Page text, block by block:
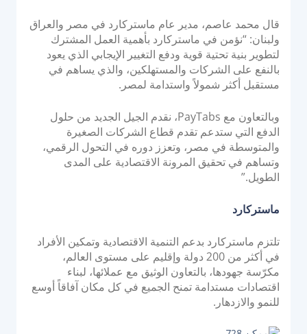
قال محمد عاصم، مدير عام ماستركارد في مصر والعراق
ولبنان: “نؤمن في ماستركارد بأهمية العمل المشترك
لتطوير بنية تحتية قوية ودفع التغيير الإيجابي الذي يعود
بالنفع على الشركات والمستهلكين، والذي يساهم في
مستقبل أكثر شمولاً واستدامة لمصر.
وبالتعاون مع PayTabs، نقدم الجيل الجديد من حلول
الدفع التي ستدعم تقدم قطاع الشركات الصغيرة
والمتوسطة في مصر، وتعزز دوره في التحول الرقمي،
وتساهم في تحقيق المرونة الاقتصادية على المدى
الطويل.”
ماستركارد
تلتزم ماستركارد بدعم التنمية الاقتصادية وتمكين الأفراد
في أكثر من 200 دولة وإقليم على مستوى العالم،
مكرّسة جهودها، بالتعاون الوثيق مع عملائها، لبناء
اقتصادات مستدامة تمنح الجميع في كل مكان آفاقاً أوسع
للنمو والازدهار.